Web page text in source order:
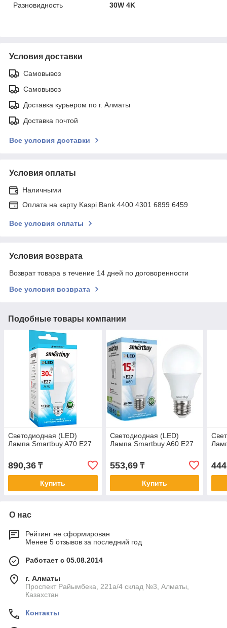
Разновидность
30W 4K
Условия доставки
Самовывоз
Самовывоз
Доставка курьером по г. Алматы
Доставка почтой
Все условия доставки
Условия оплаты
Наличными
Оплата на карту Kaspi Bank 4400 4301 6899 6459
Все условия оплаты
Условия возврата
Возврат товара в течение 14 дней по договоренности
Все условия возврата
Подобные товары компании
Светодиодная (LED)
Лампа Smartbuy A70 E27
890,36 ₸
Купить
Светодиодная (LED)
Лампа Smartbuy A60 E27
553,69₸
Купить
О нас
Рейтинг не сформирован
Менее 5 отзывов за последний год
Работает с 05.08.2014
г. Алматы
Проспект Райымбека, 221а/4 склад №3, Алматы,
Казахстан
Контакты